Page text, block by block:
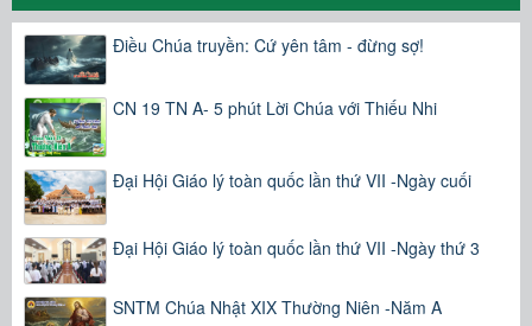
Điều Chúa truyền: Cứ yên tâm - đừng sợ!
CN 19 TN A- 5 phút Lời Chúa với Thiếu Nhi
Đại Hội Giáo lý toàn quốc lần thứ VII -Ngày cuối
Đại Hội Giáo lý toàn quốc lần thứ VII -Ngày thứ 3
SNTM Chúa Nhật XIX Thường Niên -Năm A